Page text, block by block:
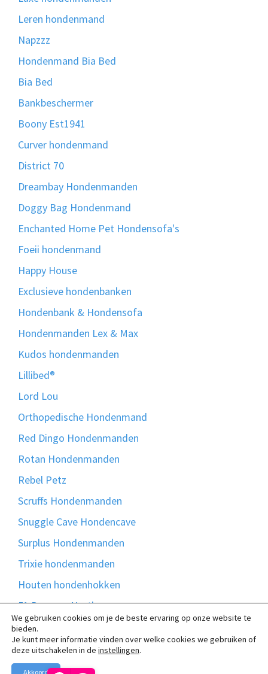
Leren hondenmand
Napzzz
Hondenmand Bia Bed
Bia Bed
Bankbeschermer
Boony Est1941
Curver hondenmand
District 70
Dreambay Hondenmanden
Doggy Bag Hondenmand
Enchanted Home Pet Hondensofa's
Foeii hondenmand
Happy House
Exclusieve hondenbanken
Hondenbank & Hondensofa
Hondenmanden Lex & Max
Kudos hondenmanden
Lillibed®
Lord Lou
Orthopedische Hondenmand
Red Dingo Hondenmanden
Rotan Hondenmanden
Rebel Petz
Scruffs Hondenmanden
Snuggle Cave Hondencave
Surplus Hondenmanden
Trixie hondenmanden
Houten hondenhokken
51 Degrees North
Bontmand
Madison Friends
We gebruiken cookies om je de beste ervaring op onze website te
bieden.
Je kunt meer informatie vinden over welke cookies we gebruiken of
deze uitschakelen in de instellingen.
Akkoord